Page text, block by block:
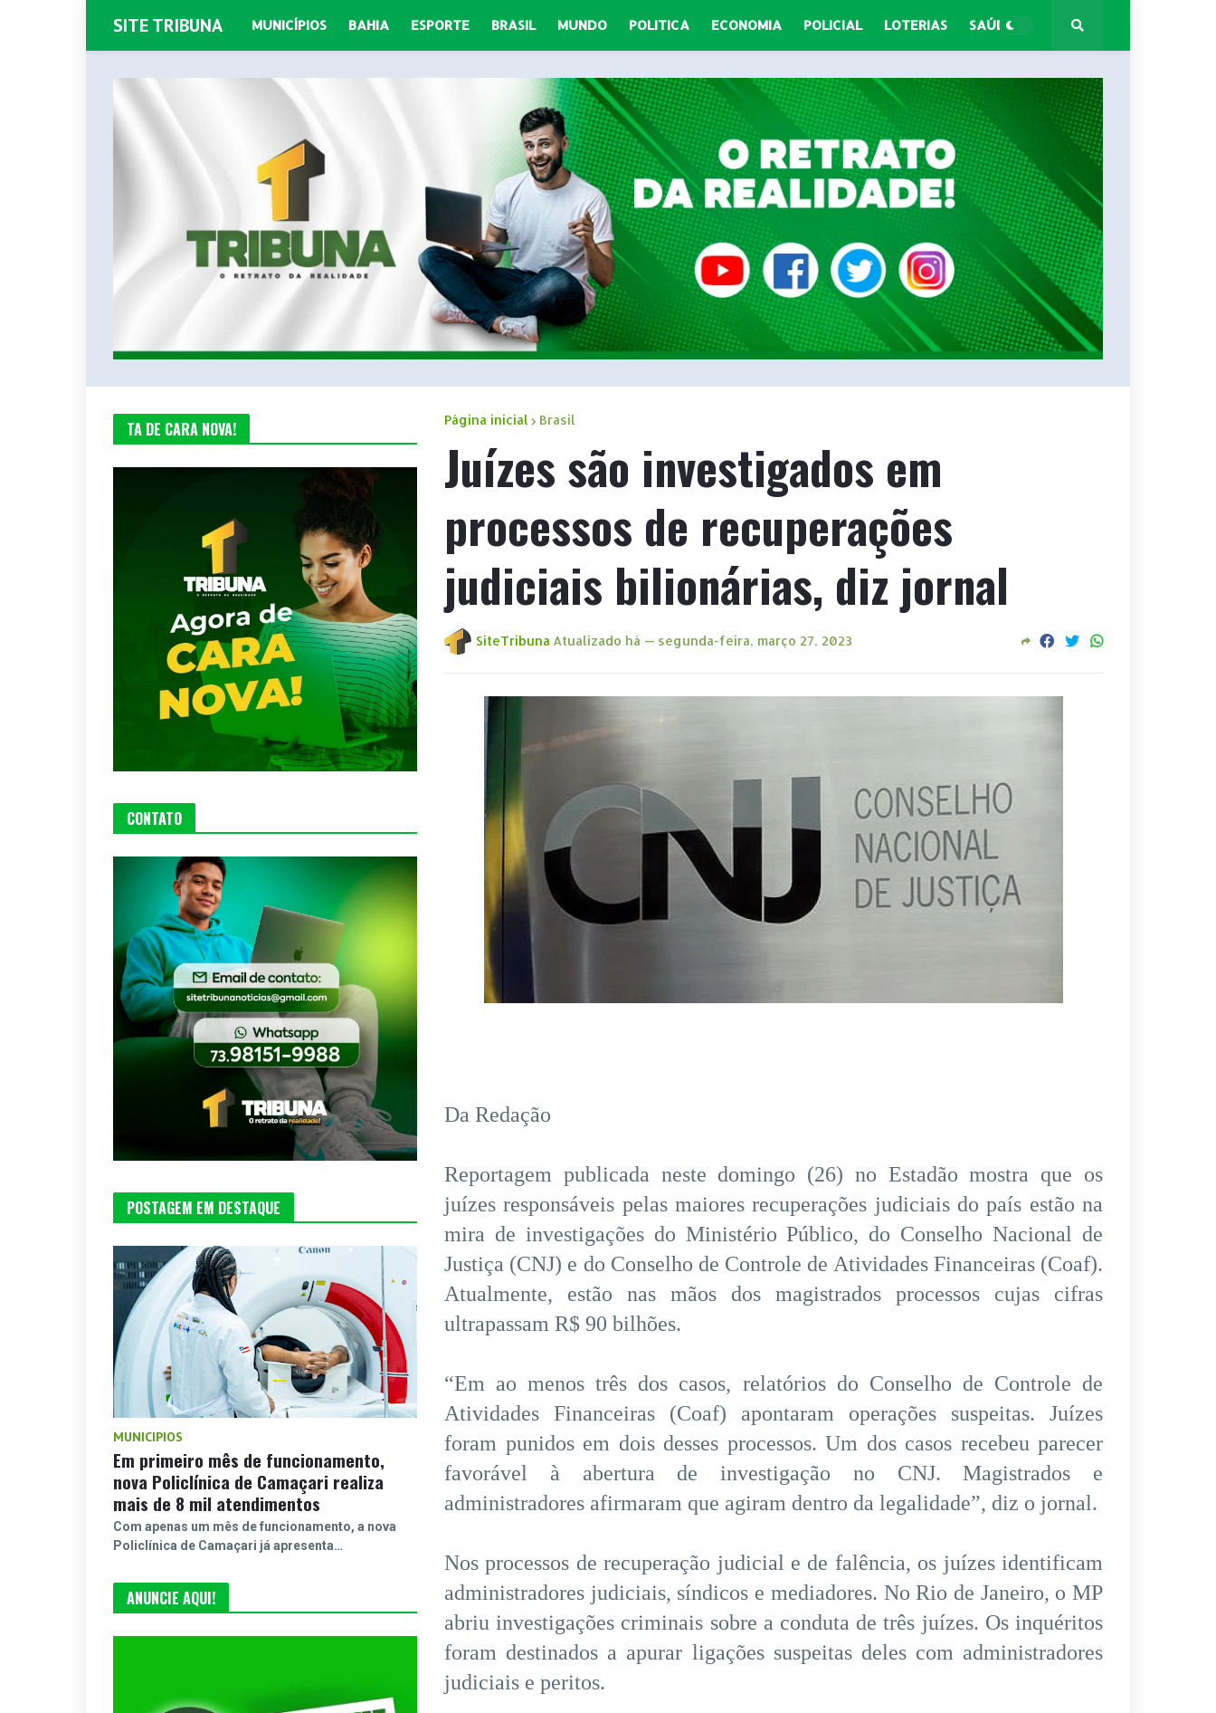
SITE TRIBUNA MUNICÍPIOS BAHIA ESPORTE BRASIL MUNDO POLITICA ECONOMIA POLICIAL LOTERIAS SAÚDE
Página inicial Brasil
Juízes são investigados em
processos de recuperações
judiciais bilionárias, diz jornal
SiteTribuna Atualizado há — segunda-feira, março 27, 2023
Da Redação
Reportagem publicada neste domingo (26) no Estadão mostra que os
juízes responsáveis pelas maiores recuperações judiciais do país estão na
mira de investigações do Ministério Público, do Conselho Nacional de
Justiça (CNJ) e do Conselho de Controle de Atividades Financeiras (Coaf).
Atualmente, estão nas mãos dos magistrados processos cujas cifras
ultrapassam R$ 90 bilhões.
“Em ao menos três dos casos, relatórios do Conselho de Controle de
Atividades Financeiras (Coaf) apontaram operações suspeitas. Juízes
foram punidos em dois desses processos. Um dos casos recebeu parecer
favorável à abertura de investigação no CNJ. Magistrados e
administradores afirmaram que agiram dentro da legalidade”, diz o jornal.
Nos processos de recuperação judicial e de falência, os juízes identificam
administradores judiciais, síndicos e mediadores. No Rio de Janeiro, o MP
abriu investigações criminais sobre a conduta de três juízes. Os inquéritos
foram destinados a apurar ligações suspeitas deles com administradores
judiciais e peritos.
TA DE CARA NOVA!
CONTATO
POSTAGEM EM DESTAQUE
MUNICIPIOS
Em primeiro mês de funcionamento,
nova Policlínica de Camaçari realiza
mais de 8 mil atendimentos
Com apenas um mês de funcionamento, a nova
Policlínica de Camaçari já apresenta…
ANUNCIE AQUI!